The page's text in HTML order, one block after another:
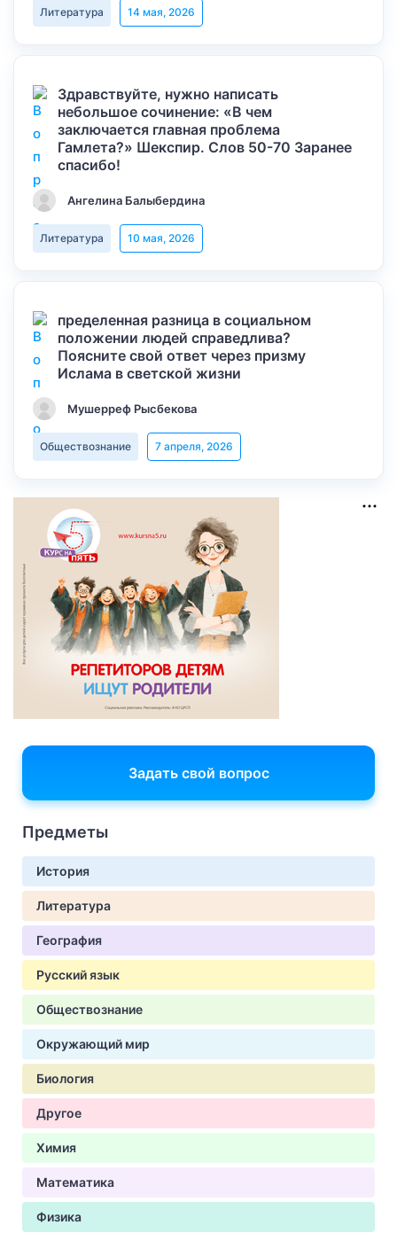
Литература 14 мая, 2026
Здравствуйте, нужно написать
небольшое сочинение: «В чем
заключается главная проблема
Гамлета?» Шекспир. Слов 50-70 Заранее
спасибо!
Ангелина Балыбердина
Литература 10 мая, 2026
пределенная разница в социальном
положении людей справедлива?
Поясните свой ответ через призму
Ислама в светской жизни
Мушерреф Рысбекова
Обществознание 7 апреля, 2026
Задать свой вопрос
Предметы
История
Литература
География
Русский язык
Обществознание
Окружающий мир
Биология
Другое
Химия
Математика
Физика